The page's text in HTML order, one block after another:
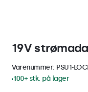
19V
Varenummer: PSU1-
100+ stk. på lager